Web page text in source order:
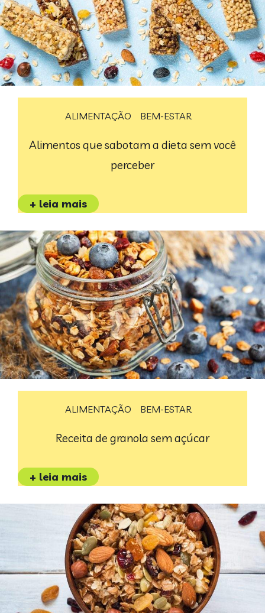
ALIMENTAÇÃO BEM-ESTAR
Alimentos que sabotam a dieta sem você
perceber
+ leia mais
ALIMENTAÇÃO BEM-ESTAR
Receita de granola sem açúcar
+ leia mais